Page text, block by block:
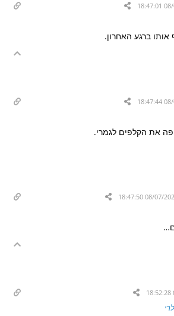
ברגע האחרון.
את הקלפים לגמרי.